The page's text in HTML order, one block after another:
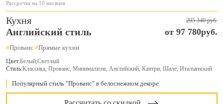
Рассрочка на 10 месяцев
Кухня 205 340 руб.
Английский стиль от 97 780руб.
#Прованс #Прямые кухни
Цвет:Белый, Светлый
Стиль:Классика, Прованс, Минимализм, Английский, Кантри, Шале, Итальянский
Популярный стиль "Прованс" в белоснежном декоре